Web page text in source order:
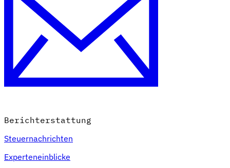
Berichterstattung
Steuernachrichten
Experteneinblicke